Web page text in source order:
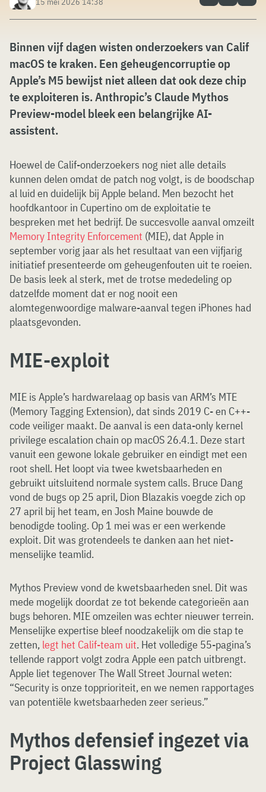
Binnen vijf dagen wisten onderzoekers van Calif
macOS te kraken. Een geheugencorruptie op
Apple’s M5 bewijst niet alleen dat ook deze chip
te exploiteren is. Anthropic’s Claude Mythos
Preview-model bleek een belangrijke AI-
assistent.
Hoewel de Calif-onderzoekers nog niet alle details
kunnen delen omdat de patch nog volgt, is de boodschap
al luid en duidelijk bij Apple beland. Men bezocht het
hoofdkantoor in Cupertino om de exploitatie te
bespreken met het bedrijf. De succesvolle aanval omzeilt
Memory Integrity Enforcement (MIE), dat Apple in
september vorig jaar als het resultaat van een vijfjarig
initiatief presenteerde om geheugenfouten uit te roeien.
De basis leek al sterk, met de trotse mededeling op
datzelfde moment dat er nog nooit een
alomtegenwoordige malware-aanval tegen iPhones had
plaatsgevonden.
MIE-exploit
MIE is Apple’s hardwarelaag op basis van ARM’s MTE
(Memory Tagging Extension), dat sinds 2019 C- en C++-
code veiliger maakt. De aanval is een data-only kernel
privilege escalation chain op macOS 26.4.1. Deze start
vanuit een gewone lokale gebruiker en eindigt met een
root shell. Het loopt via twee kwetsbaarheden en
gebruikt uitsluitend normale system calls. Bruce Dang
vond de bugs op 25 april, Dion Blazakis voegde zich op
27 april bij het team, en Josh Maine bouwde de
benodigde tooling. Op 1 mei was er een werkende
exploit. Dit was grotendeels te danken aan het niet-
menselijke teamlid.
Mythos Preview vond de kwetsbaarheden snel. Dit was
mede mogelijk doordat ze tot bekende categorieën aan
bugs behoren. MIE omzeilen was echter nieuwer terrein.
Menselijke expertise bleef noodzakelijk om die stap te
zetten, legt het Calif-team uit. Het volledige 55-pagina’s
tellende rapport volgt zodra Apple een patch uitbrengt.
Apple liet tegenover The Wall Street Journal weten:
“Security is onze topprioriteit, en we nemen rapportages
van potentiële kwetsbaarheden zeer serieus.”
Mythos defensief ingezet via
Project Glasswing